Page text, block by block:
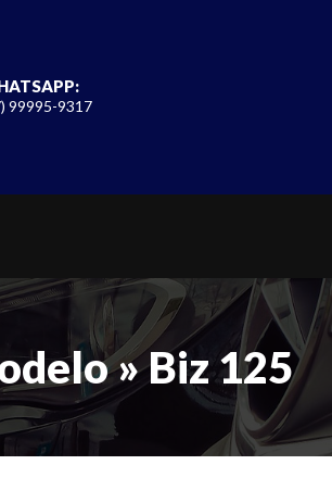
99995-9317
» Biz 125